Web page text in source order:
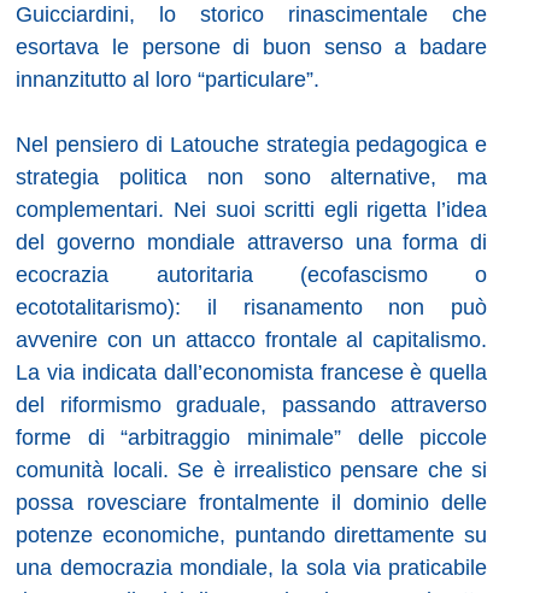
Guicciardini, lo storico rinascimentale che
esortava le persone di buon senso a badare
innanzitutto al loro “particulare”.
Nel pensiero di Latouche strategia pedagogica e
strategia politica non sono alternative, ma
complementari. Nei suoi scritti egli rigetta l’idea
del governo mondiale attraverso una forma di
ecocrazia autoritaria (ecofascismo o
ecototalitarismo): il risanamento non può
avvenire con un attacco frontale al capitalismo.
La via indicata dall’economista francese è quella
del riformismo graduale, passando attraverso
forme di “arbitraggio minimale” delle piccole
comunità locali. Se è irrealistico pensare che si
possa rovesciare frontalmente il dominio delle
potenze economiche, puntando direttamente su
una democrazia mondiale, la sola via praticabile